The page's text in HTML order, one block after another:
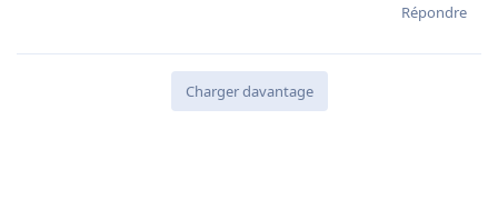
Répondre
Charger davantage